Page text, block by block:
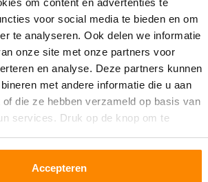
om content en advertenties te
voor social media te bieden en om
te analyseren. Ook delen we informatie
onze site met onze partners voor
en analyse. Deze partners kunnen
met andere informatie die u aan
die ze hebben verzameld op basis van
services. Druk op de knop om te
Accepteren